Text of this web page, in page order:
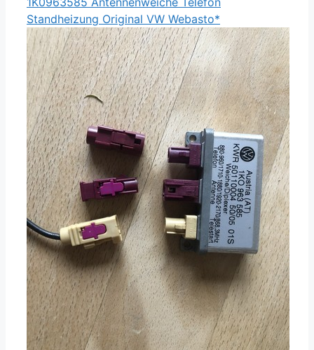
Standheizung Original VW Webasto*